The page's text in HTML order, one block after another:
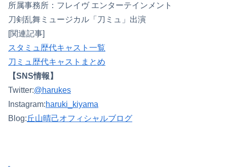
所属事務所：フレイヴ エンターテインメント
刀剣乱舞ミュージカル「刀ミュ」出演
[関連記事]
スタミュ歴代キャスト一覧
刀ミュ歴代キャストまとめ
【SNS情報】
Twitter:@harukes
Instagram:haruki_kiyama
Blog: 丘山晴己オフィシャルブログ